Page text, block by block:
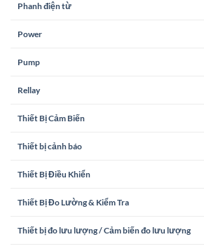
Phanh điện từ
Power
Pump
Rellay
Thiết Bị Cảm Biến
Thiết bị cảnh báo
Thiết Bị Điều Khiển
Thiết Bị Đo Lường & Kiểm Tra
Thiết bị đo lưu lượng / Cảm biến đo lưu lượng